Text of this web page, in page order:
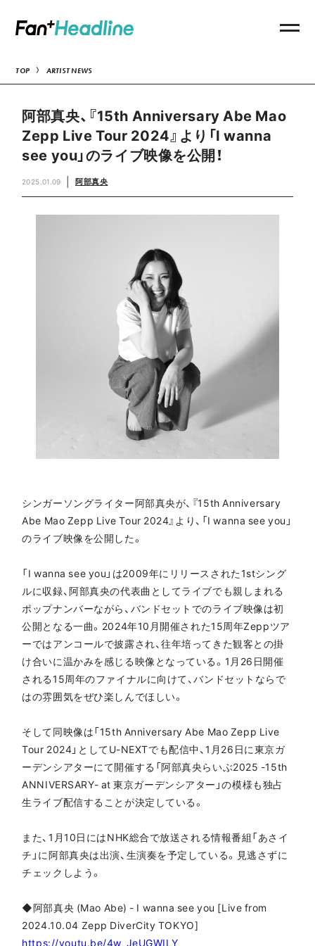
TOP ARTIST NEWS
阿部真央、『15th Anniversary Abe Mao
Zepp Live Tour 2024』より「I wanna
see you」のライブ映像を公開！
2025.01.09 阿部真央
シンガーソングライター阿部真央が、『15th Anniversary
Abe Mao Zepp Live Tour 2024』より、「I wanna see you」
のライブ映像を公開した。
「I wanna see you」は2009年にリリースされた1stシング
ルに収録、阿部真央の代表曲としてライブでも親しまれる
ポップナンバーながら、バンドセットでのライブ映像は初
公開となる一曲。2024年10月開催された15周年Zeppツア
ーではアンコールで披露され、往年培ってきた観客との掛
け合いに温かみを感じる映像となっている。1月26日開催
される15周年のファイナルに向けて、バンドセットならで
はの雰囲気をぜひ楽しんでほしい。
そして同映像は「15th Anniversary Abe Mao Zepp Live
Tour 2024」としてU-NEXTでも配信中、1月26日に東京ガ
ーデンシアターにて開催する「阿部真央らいぶ2025 -15th
ANNIVERSARY- at 東京ガーデンシアター」の模様も独占
生ライブ配信することが決定している。
また、1月10日にはNHK総合で放送される情報番組「あさイ
チ」に阿部真央は出演、生演奏を予定している。見逃さずに
チェックしよう。
◆阿部真央 (Mao Abe) - I wanna see you [Live from
2024.10.04 Zepp DiverCity TOKYO]
https://youtu.be/4w_JeUGWILY